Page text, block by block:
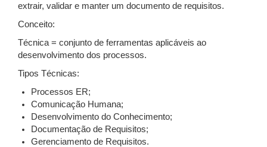
extrair, validar e manter um documento de requisitos.
Conceito:
Técnica = conjunto de ferramentas aplicáveis ao
desenvolvimento dos processos.
Tipos Técnicas:
Processos ER;
Comunicação Humana;
Desenvolvimento do Conhecimento;
Documentação de Requisitos;
Gerenciamento de Requisitos.